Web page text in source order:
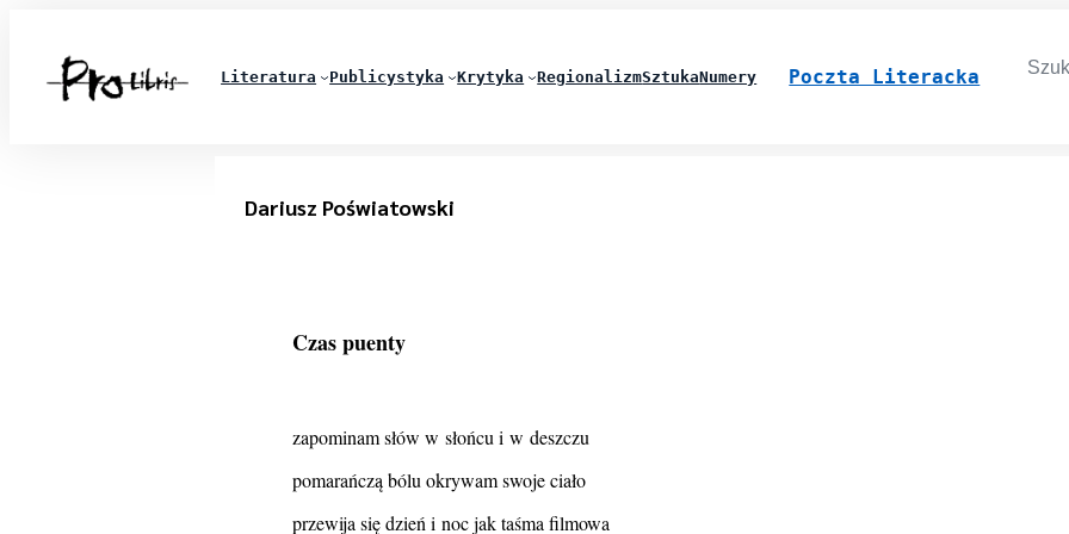
Literatura Publicystyka Krytyka RegionalizmSztukaNumery Poczta Literacka
for:
Dariusz Poświatowski
Czas puenty
zapominam słów w słońcu i w deszczu
pomarańczą bólu okrywam swoje ciało
przewija się dzień i noc jak taśma filmowa